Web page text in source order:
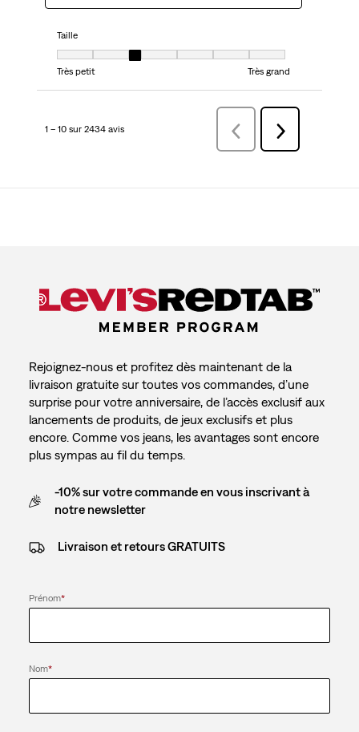
Taille
Taille, 3 sur 7, où 1 est égal à Très petit et 7 est égal à Très grand
Très petit
Très grand
1 – 10 sur 2434 avis PrécédentavisSuivant
avis
Rejoignez-nous et profitez dès maintenant de la
livraison gratuite sur toutes vos commandes, d’une
surprise pour votre anniversaire, de l’accès exclusif aux
lancements de produits, de jeux exclusifs et plus
encore. Comme vos jeans, les avantages sont encore
plus sympas au fil du temps.
-10% sur votre commande en vous inscrivant à
notre newsletter
Livraison et retours GRATUITS
Prénom*
Nom*